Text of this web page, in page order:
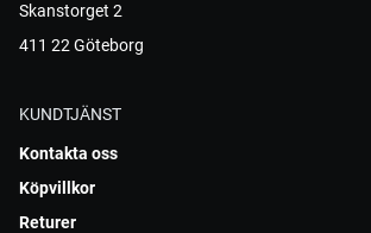
Skanstorget 2
411 22 Göteborg
KUNDTJÄNST
Kontakta oss
Köpvillkor
Returer